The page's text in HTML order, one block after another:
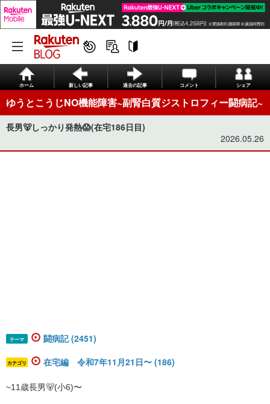
ホーム 新しい記事 過去の記事 コメント シェア
ゆうとこうじNO機能障害~副腎白質ジストロフィー闘病記~
長男🐻しっかり発熱😱(在宅186日目)
2026.05.26
テーマ 闘病記 (2451)
カテゴリ 在宅編 令和7年11月21日〜 (186)
~11歳長男🐻(小6)〜